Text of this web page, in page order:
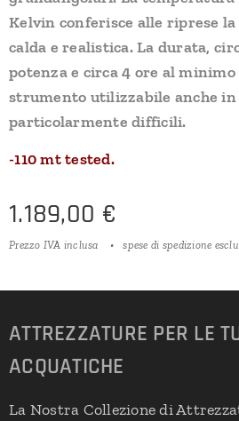
Kelvin conferisce alle riprese
calda e realistica. La durata,
potenza e circa 4 ore al
strumento utilizzabile anche
particolarmente difficili.
-110 mt tested.
1.189,00 €
Prezzo IVA inclusa spese di spedizione
ATTREZZATURE PER LE
ACQUATICHE
La Nostra Collezione di